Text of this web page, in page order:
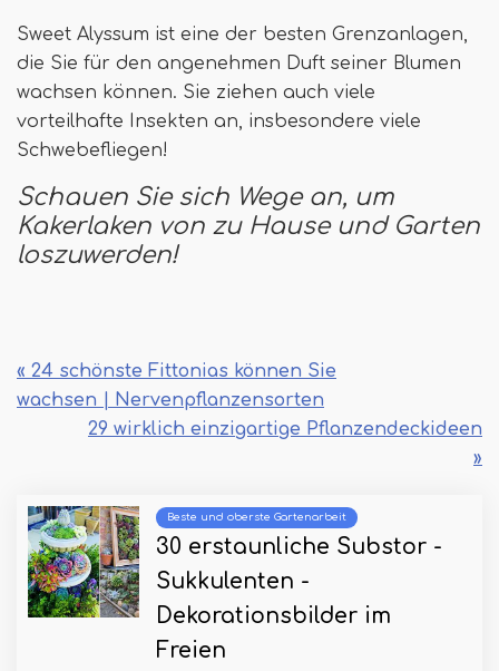
Sweet Alyssum ist eine der besten Grenzanlagen,
die Sie für den angenehmen Duft seiner Blumen
wachsen können. Sie ziehen auch viele
vorteilhafte Insekten an, insbesondere viele
Schwebefliegen!
Schauen Sie sich Wege an, um
Kakerlaken von zu Hause und Garten
loszuwerden!
« 24 schönste Fittonias können Sie
wachsen | Nervenpflanzensorten
29 wirklich einzigartige Pflanzendeckideen
»
Beste und oberste Gartenarbeit
30 erstaunliche Substor -
Sukkulenten -
Dekorationsbilder im
Freien